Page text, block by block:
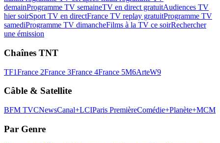
demainProgramme TV semaineTV en direct gratuitAudiences TV
hier soirSport TV en directFrance TV replay gratuitProgramme TV
samediProgramme TV dimancheFilms à la TV ce soirRechercher
une émission
Chaînes TNT
TF1France 2France 3France 4France 5M6ArteW9
Câble & Satellite
BFM TVCNewsCanal+LCIParis PremièreComédie+Planète+MCM
Par Genre